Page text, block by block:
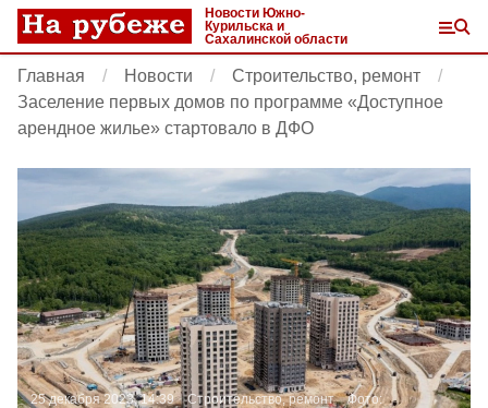
Новости Южно-
Курильска и
Сахалинской области
Главная Новости
Строительство, ремонт
Заселение первых домов по программе «Доступное
арендное жилье» стартовало в ДФО
25 декабря 2023, 14:39 Строительство, ремонт Фото: